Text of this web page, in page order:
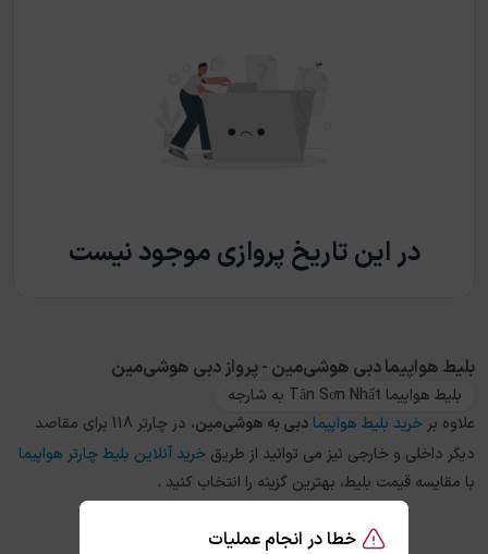
خطا در انجام عملیات
در این تاریخ پروازی موجود نیست
بلیط هواپیما دبی هوشی‌مین - پرواز دبی هوشی‌مین
بلیط هواپیما Tân Sơn Nhất به شارجه
علاوه بر خرید بلیط هواپیما دبیبه هوشی‌مین
، در چارتر 118 برای مقاصد
دیگر داخلی و خارجی نیز می توانید از طریق خرید آنلاین بلیط چارتر هواپیما
با مقایسه قیمت بلیط، بهترین گزینه را انتخاب کنید .